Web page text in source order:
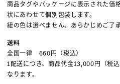
商品タグやパッケージに表示された価
状にあわせて個別包装します。
紐の色は選べません。あらかじめご了
送料
全国一律 660円（税込）
1配送につき、商品代金13,000円（税
なります。